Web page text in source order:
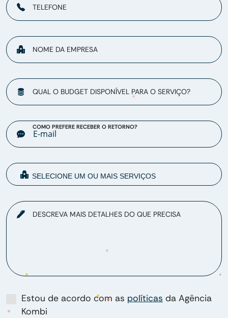
TELEFONE
NOME DA EMPRESA
QUAL O BUDGET DISPONÍVEL PARA O SERVIÇO?
COMO PREFERE RECEBER O RETORNO?
DESCREVA MAIS DETALHES DO QUE PRECISA
Estou de acordo com as políticas da Agência
Kombi